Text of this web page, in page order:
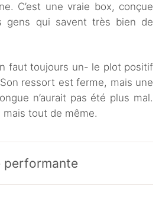
C’est une vraie box, conçue
gens qui savent très bien de
faut toujours un- le plot positif
ressort est ferme, mais une
n’aurait pas été plus mal.
tout de même.
performante